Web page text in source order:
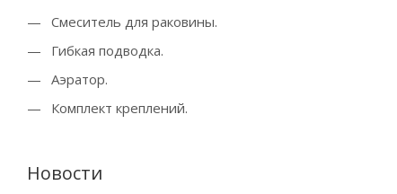
Смеситель для раковины.
Гибкая подводка.
Аэратор.
Комплект креплений.
Новости